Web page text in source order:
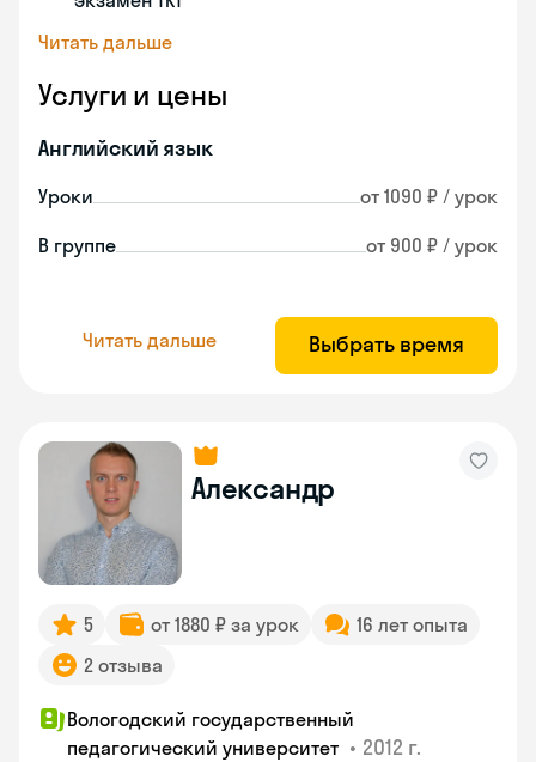
Читать дальше
Услуги и цены
Английский язык
Уроки от 1090 ₽ / урок
В группе от 900 ₽ / урок
Читать дальше Выбрать время
Александр
5 от 1880 ₽ за урок
16 лет опыта
2 отзыва
Вологодский государственный
педагогический университет • 2012 г.